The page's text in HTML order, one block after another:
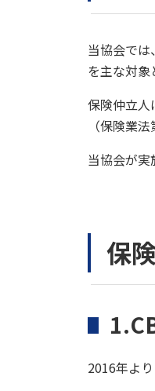
当協会で
を主な対象
保険仲立人
（保険業
当協会が実
保
2016年よ